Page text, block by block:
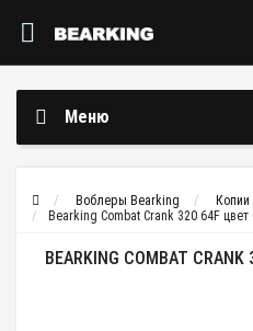
Меню
Воблеры Bearking
Копии
Bearking Combat Crank 320 64F
BEARKING COMBAT